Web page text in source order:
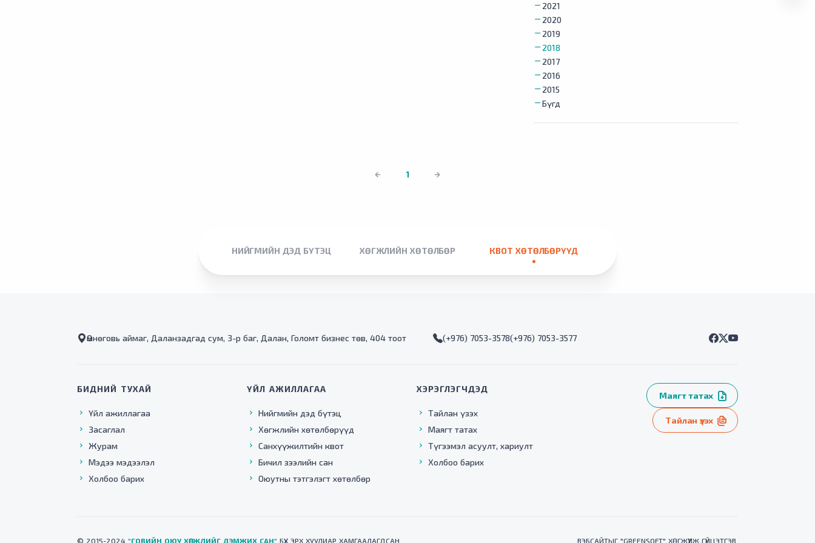
2021
2020
2019
2018
2017
2016
2015
Бүгд
1
НИЙГМИЙН ДЭД БҮТЭЦ ХӨГЖЛИЙН ХӨТӨЛБӨР КВОТ ХӨТӨЛБӨРҮҮД
Өмнөговь аймаг, Даланзадгад сум, 3-р баг, Далан, Голомт бизнес төв, 404 тоот (+976) 7053-3578(+976) 7053-3577
БИДНИЙ ТУХАЙ
Үйл ажиллагаа
Засаглал
Журам
Мэдээ мэдээлэл
Холбоо барих
ҮЙЛ АЖИЛЛАГАА
Нийгмийн дэд бүтэц
Хөгжлийн хөтөлбөрүүд
Санхүүжилтийн квот
Бичил зээлийн сан
Оюутны тэтгэлэгт хөтөлбөр
ХЭРЭГЛЭГЧДЭД
Тайлан үзэх
Маягт татах
Түгээмэл асуулт, хариулт
Холбоо барих
Маягт татах
Тайлан үзэх
© 2015-2024 "ГОВИЙН ОЮУ ХӨГЖЛИЙГ ДЭМЖИХ САН" БҮХ ЭРХ ХУУЛИАР ХАМГААЛАГДСАН ВЭБСАЙТЫГ "GREENSOFT" ХӨГЖҮҮЛЖ ГҮЙЦЭТГЭВ.